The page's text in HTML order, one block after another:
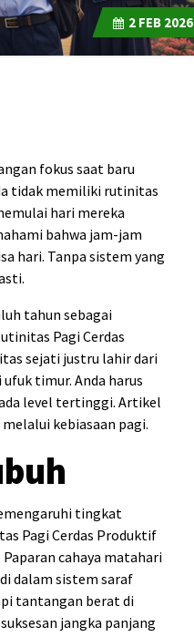
2FEB 2026
fokus saat baru
tidak memiliki rutinitas
hari mereka
bahwa jam-jam
hari. Tanpa sistem yang
tahun sebagai
Pagi Cerdas
sejati justru lahir dari
timur. Anda harus
level tertinggi. Artikel
kebiasaan pagi.
tingkat
Pagi Cerdas Produktif
cahaya matahari
dalam sistem saraf
tantangan berat di
jangka panjang